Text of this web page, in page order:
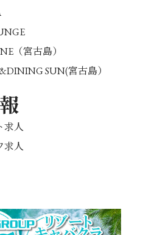
（宮古島）
SUN(宮古島）
求人
求人